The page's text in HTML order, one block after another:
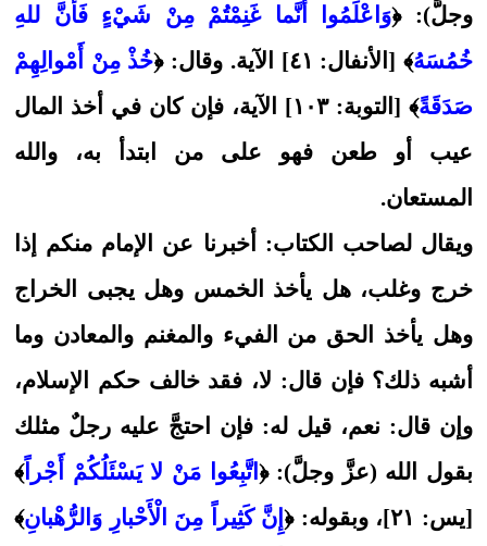
وجلَّ): ﴿وَاعْلَمُوا أَنَّما غَنِمْتُمْ مِنْ شَيْءٍ فَأَنَّ للهِ
خُمُسَهُ﴾ [الأنفال: ٤١] الآية. وقال: ﴿
خُذْ مِنْ أَمْوالِهِمْ
صَدَقَةً
﴾ [التوبة: ١٠٣] الآية، فإن كان في أخذ المال
عيب أو طعن فهو على من ابتدأ به، والله
المستعان.
ويقال لصاحب الكتاب: أخبرنا عن الإمام منكم إذا
خرج وغلب، هل يأخذ الخمس وهل يجبى الخراج
وهل يأخذ الحق من الفيء والمغنم والمعادن وما
أشبه ذلك؟ فإن قال: لا، فقد خالف حكم الإسلام،
وإن قال: نعم، قيل له: فإن احتجَّ عليه رجلٌ مثلك
بقول الله (عزَّ وجلَّ): ﴿اتَّبِعُوا مَنْ لا يَسْئَلُكُمْ أَجْراً﴾
[يس: ٢١]، وبقوله: ﴿
إِنَّ كَثِيراً مِنَ الْأَحْبارِ وَالرُّهْبانِ﴾